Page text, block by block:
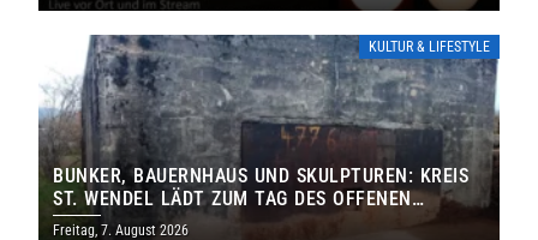
KULTUR & LIFESTYLE
BUNKER, BAUERNHAUS UND SKULPTUREN: KREIS
ST. WENDEL LÄDT ZUM TAG DES OFFENEN
DENKMALS EIN
Freitag, 7. August 2026